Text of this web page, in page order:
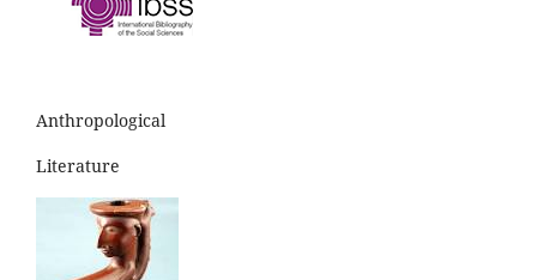
Anthropological
Literature